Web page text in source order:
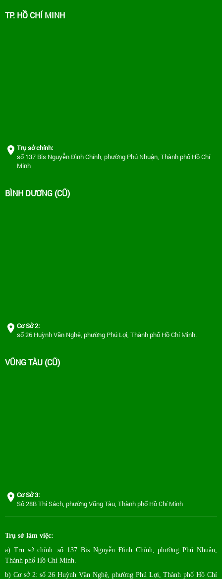
TP. HỒ CHÍ MINH
Trụ sở chính:
số 137 Bis Nguyễn Đình Chính, phường Phú Nhuận, Thành phố Hồ Chí
Minh
BÌNH DƯƠNG (CŨ)
Cơ Sở 2:
số 26 Huỳnh Văn Nghệ, phường Phú Lợi, Thành phố Hồ Chí Minh.
VŨNG TÀU (CŨ)
Cơ Sở 3:
Số 28B Thi Sách, phường Vũng Tàu, Thành phố Hồ Chí Minh
Trụ sở làm việc:
a) Trụ sở chính: số 137 Bis Nguyễn Đình Chính, phường Phú Nhuận,
Thành phố Hồ Chí Minh.
b) Cơ sở 2: số 26 Huỳnh Văn Nghệ, phường Phú Lợi, Thành phố Hồ Chí